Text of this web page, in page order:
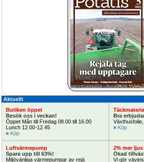
Smidig bevattn
Självgående regntåg RollcarT-V för
bevattning med kraftig turbindrift 33-
Parkbänk
Köp Nu!
Aktuellt
Butiken öppet
Besök oss i veckan!
Öppet Mån till Fredag 08.00 till 16.00
Lunch 12.00-12.45
» Köp
Bra
» Köp
Luftvärmepump
Spara upp till 63%!
Miljövänliga värmepumpar av rejä
2% mer ljus
Ökad
Vi gör